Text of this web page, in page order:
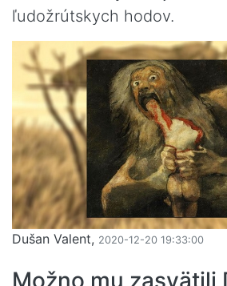
ľudožrútskych hodov.
Dušan Valent, 2020-12-20 19:33:00